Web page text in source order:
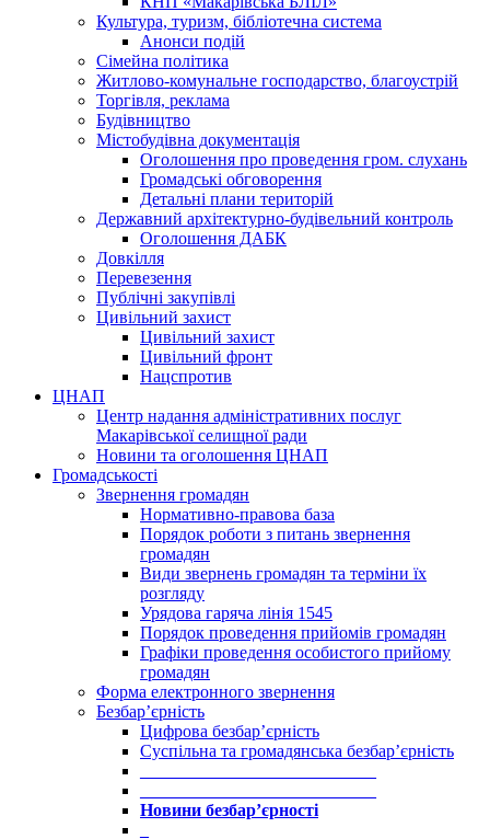
Культура, туризм, бібліотечна система
Анонси подій
Сімейна політика
Житлово-комунальне господарство, благоустрій
Торгівля, реклама
Будівництво
Містобудівна документація
Оголошення про проведення гром. слухань
Громадські обговорення
Детальні плани територій
Державний архітектурно-будівельний контроль
Оголошення ДАБК
Довкілля
Перевезення
Публічні закупівлі
Цивільний захист
Цивільний захист
Цивільний фронт
Нацспротив
ЦНАП
Центр надання адміністративних послуг
Макарівської селищної ради
Новини та оголошення ЦНАП
Громадськості
Звернення громадян
Нормативно-правова база
Порядок роботи з питань звернення
громадян
Види звернень громадян та терміни їх
розгляду
Урядова гаряча лінія 1545
Порядок проведення прийомів громадян
Графіки проведення особистого прийому
громадян
Форма електронного звернення
Безбар’єрність
Цифрова безбар’єрність
Суспільна та громадянська безбар’єрність
Новини безбар’єрності